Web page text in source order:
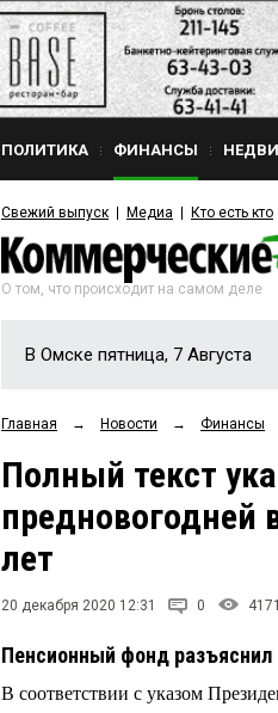
ПОЛИТИКА ФИНАНСЫ
Свежий выпуск Медиа Кто есть кто
О том, что происходит на самом деле
В Омске пятница, 7 Августа
Главная → Новости → Финансы
Полный текст
предновогодней
лет
20 декабря 2020 12:31 0 4171
Пенсионный фонд
В соответствии с указом